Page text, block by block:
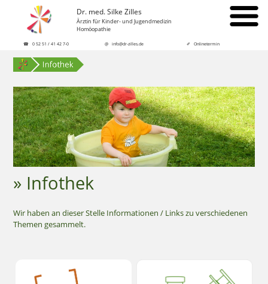
Dr. med. Silke Zilles
Ärztin für Kinder- und Jugendmedizin
Homöopathie
☎ 0 52 51 / 41 42 7-0 @ info@dr-zilles.de ✐ Onlinetermin
» Infothek
Wir haben an dieser Stelle Informationen / Links zu verschiedenen
Themen gesammelt.